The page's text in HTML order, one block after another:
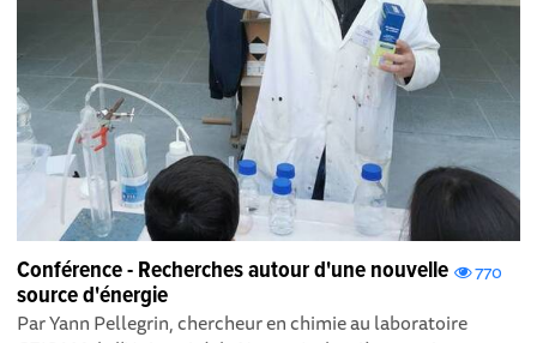
770
Conférence - Recherches autour d'une nouvelle
source d'énergie
Par Yann Pellegrin, chercheur en chimie au laboratoire